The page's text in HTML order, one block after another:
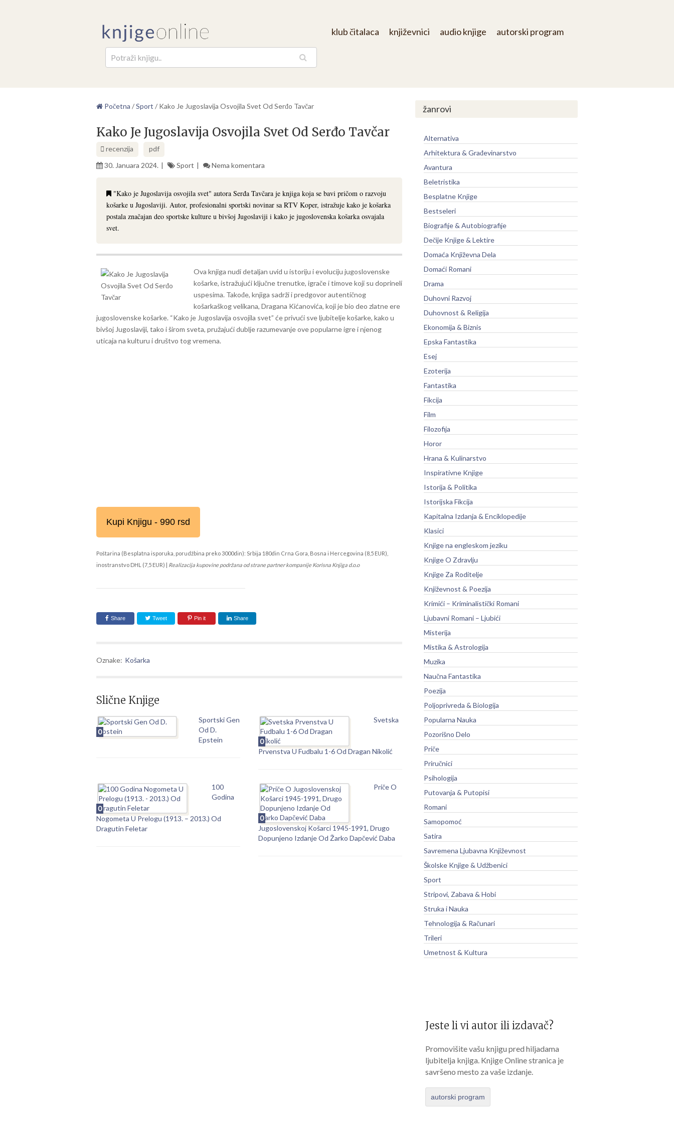
klub čitalaca književnici audio knjige autorski program
Početna /Sport / Kako Je Jugoslavija Osvojila Svet Od Serđo Tavčar
Kako Je Jugoslavija Osvojila Svet Od Serđo Tavčar
recenzija
pdf
30. Januara 2024.
Sport Nema komentara
"Kako je Jugoslavija osvojila svet" autora Serđa Tavčara je knjiga koja se bavi pričom o razvoju
košarke u Jugoslaviji. Autor, profesionalni sportski novinar sa RTV Koper, istražuje kako je košarka
postala značajan deo sportske kulture u bivšoj Jugoslaviji i kako je jugoslovenska košarka osvajala
svet.
Ova knjiga nudi detaljan uvid u istoriju i evoluciju jugoslovenske
košarke, istražujući ključne trenutke, igrače i timove koji su doprineli
uspesima. Takođe, knjiga sadrži i predgovor autentičnog
košarkaškog velikana, Dragana Kićanovića, koji je bio deo zlatne ere
jugoslovenske košarke. “Kako je Jugoslavija osvojila svet” će privući sve ljubitelje košarke, kako u
bivšoj Jugoslaviji, tako i širom sveta, pružajući dublje razumevanje ove popularne igre i njenog
uticaja na kulturu i društvo tog vremena.
Kupi Knjigu - 990 rsd
Poštarina (Besplatna isporuka, porudžbina preko 3000din): Srbija 180din Crna Gora, Bosna i Hercegovina (8,5 EUR),
inostranstvo DHL (7,5 EUR) | Realizacija kupovine podržana od strane partner kompanije Korisna Knjiga d.o.o
Share Tweet Pin it Share
Oznake: Košarka
Slične Knjige
0
Sportski Gen
Od D.
Epstein
0
Svetska
Prvenstva U Fudbalu 1-6 Od Dragan Nikolić
0
100
Godina
Nogometa U Prelogu (1913. – 2013.) Od
Dragutin Feletar
0
Priče O
Jugoslovenskoj Košarci 1945-1991, Drugo
Dopunjeno Izdanje Od Žarko Dapčević Daba
žanrovi
Alternativa
Arhitektura & Građevinarstvo
Avantura
Beletristika
Besplatne Knjige
Bestseleri
Biografije & Autobiografije
Dečije Knjige & Lektire
Domaća Književna Dela
Domaći Romani
Drama
Duhovni Razvoj
Duhovnost & Religija
Ekonomija & Biznis
Epska Fantastika
Esej
Ezoterija
Fantastika
Fikcija
Film
Filozofija
Horor
Hrana & Kulinarstvo
Inspirativne Knjige
Istorija & Politika
Istorijska Fikcija
Kapitalna Izdanja & Enciklopedije
Klasici
Knjige na engleskom jeziku
Knjige O Zdravlju
Knjige Za Roditelje
Književnost & Poezija
Krimići – Kriminalistički Romani
Ljubavni Romani – Ljubići
Misterija
Mistika & Astrologija
Muzika
Naučna Fantastika
Poezija
Poljoprivreda & Biologija
Popularna Nauka
Pozorišno Delo
Priče
Priručnici
Psihologija
Putovanja & Putopisi
Romani
Samopomoć
Satira
Savremena Ljubavna Književnost
Školske Knjige & Udžbenici
Sport
Stripovi, Zabava & Hobi
Struka i Nauka
Tehnologija & Računari
Trileri
Umetnost & Kultura
Jeste li vi autor ili izdavač?
Promovišite vašu knjigu pred hiljadama
ljubitelja knjiga. Knjige Online stranica je
savršeno mesto za vaše izdanje.
autorski program